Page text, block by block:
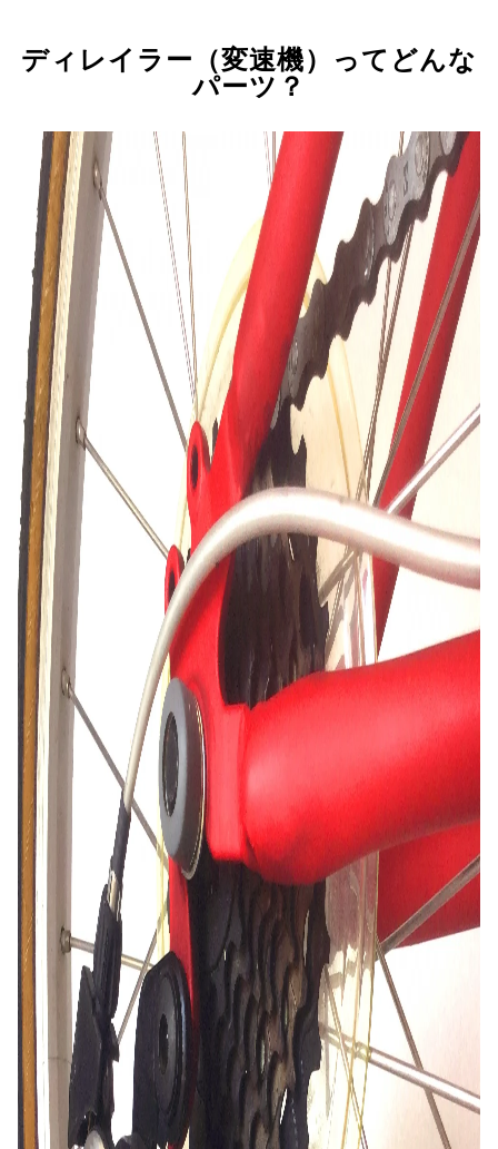
ディレイラー（変速機）ってどんな
パーツ？